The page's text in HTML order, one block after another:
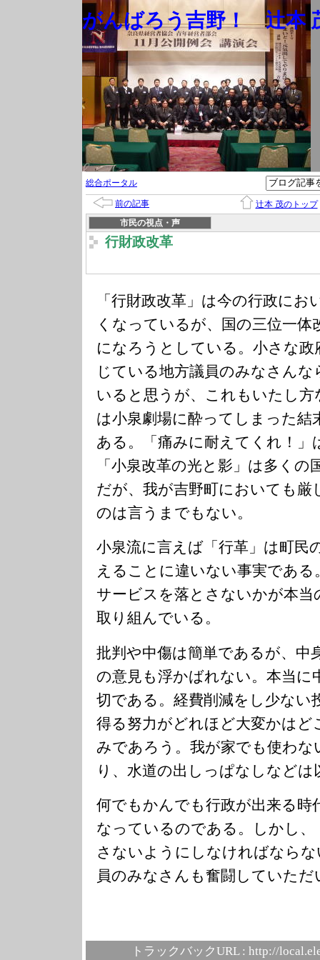
がんばろう吉野！ 辻本
総合ポータル
前の記事
辻本 茂のトップ
市民の視点・声
行財政改革
「行財政改革」は今の行政に
くなっているが、国の三位一体
になろうとしている。小さな政
じている地方議員のみなさん
いると思うが、これもいたし
は小泉劇場に酔ってしまった結
ある。「痛みに耐えてくれ！」
「小泉改革の光と影」は多く
だが、我が吉野町においても厳
のは言うまでもない。
小泉流に言えば「行革」は町民
えることに違いない事実であ
サービスを落とさないかが本当
取り組んでいる。
批判や中傷は簡単であるが、中
の意見も浮かばれない。本当に
切である。経費削減をし少ない
得る努力がどれほど大変かはど
みであろう。我が家でも使わな
り、水道の出しっぱなしなど
何でもかんでも行政が出来る時
なっているのである。しかし
さないようにしなければなら
員のみなさんも奮闘していただ
トラックバックURL : http://